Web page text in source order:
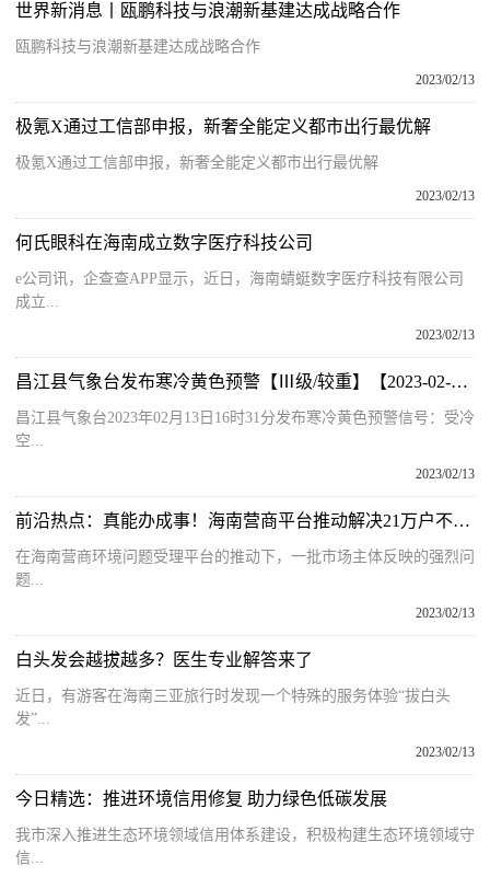
世界新消息丨瓯鹏科技与浪潮新基建达成战略合作
瓯鹏科技与浪潮新基建达成战略合作
2023/02/13
极氪X通过工信部申报，新奢全能定义都市出行最优解
极氪X通过工信部申报，新奢全能定义都市出行最优解
2023/02/13
何氏眼科在海南成立数字医疗科技公司
e公司讯，企查查APP显示，近日，海南蜻蜓数字医疗科技有限公司
成立...
2023/02/13
昌江县气象台发布寒冷黄色预警【Ⅲ级/较重】【2023-02-13】
昌江县气象台2023年02月13日16时31分发布寒冷黄色预警信号：受冷
空...
2023/02/13
前沿热点：真能办成事！海南营商平台推动解决21万户不动产登记历史遗留问题丨焦点
在海南营商环境问题受理平台的推动下，一批市场主体反映的强烈问
题...
2023/02/13
白头发会越拔越多？医生专业解答来了
近日，有游客在海南三亚旅行时发现一个特殊的服务体验“拔白头
发”...
2023/02/13
今日精选：推进环境信用修复 助力绿色低碳发展
我市深入推进生态环境领域信用体系建设，积极构建生态环境领域守
信...